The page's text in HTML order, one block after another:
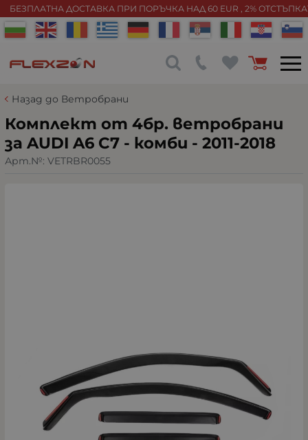
БЕЗПЛАТНА ДОСТАВКА ПРИ ПОРЪЧКА НАД 60 EUR , 2%
Назад до Ветробрани
Комплект от 4бр. ветробрани
за AUDI A6 C7 - комби - 2011-2018
Арт.№: VETRBR0055